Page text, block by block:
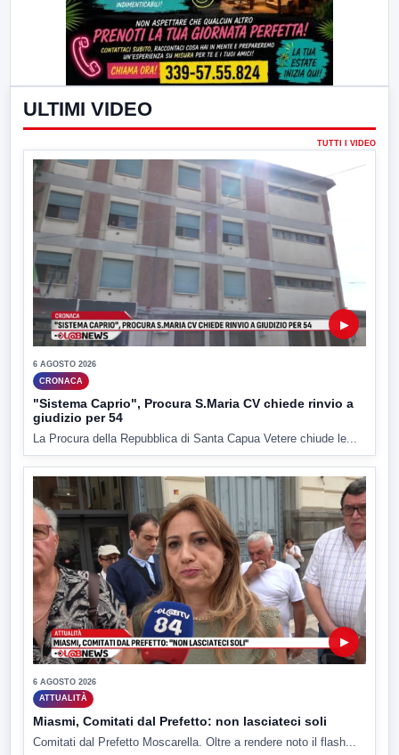
ULTIMI VIDEO
TUTTI I VIDEO
▶
6 AGOSTO 2026
CRONACA
"Sistema Caprio", Procura S.Maria CV chiede rinvio a
giudizio per 54
La Procura della Repubblica di Santa Capua Vetere chiude le...
▶
6 AGOSTO 2026
ATTUALITÀ
Miasmi, Comitati dal Prefetto: non lasciateci soli
Comitati dal Prefetto Moscarella. Oltre a rendere noto il flash...